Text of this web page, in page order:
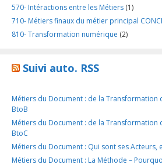
570- Intéractions entre les Métiers (1)
710- Métiers finaux du métier principal
810- Transformation numérique (2)
Suivi auto. RSS
Métiers du Document : de la Transformation
BtoB
Métiers du Document : de la Transformation
BtoC
Métiers du Document : Qui sont ses Acteurs,
Métiers du Document : La Méthode –